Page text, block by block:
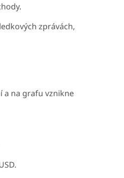
zprávách,
a na grafu vznikne